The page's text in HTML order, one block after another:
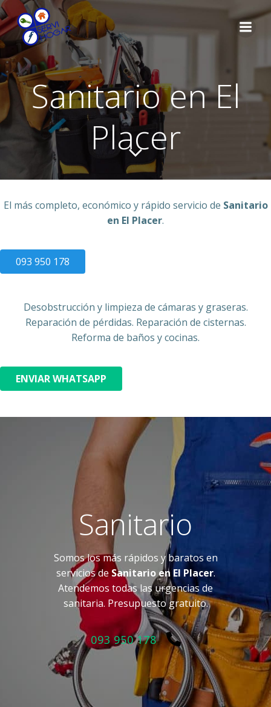
contenido
Sanitario en El
Placer
El más completo, económico y rápido servicio de Sanitario
en El Placer.
093 950 178
Desobstrucción y limpieza de cámaras y graseras.
Reparación de pérdidas. Reparación de cisternas.
Reforma de baños y cocinas.
ENVIAR WHATSAPP
Sanitario
Somos los más rápidos y baratos en
servicios de Sanitario en El Placer.
Atendemos todas las urgencias de
sanitaria. Presupuesto gratuito.
093 950 178